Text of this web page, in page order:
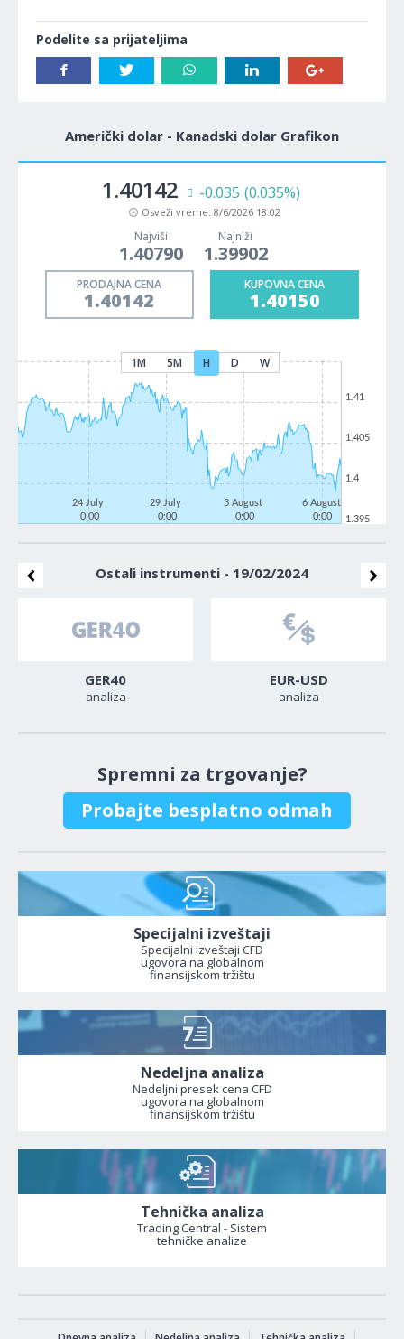
Podelite sa prijateljima
Američki dolar - Kanadski dolar Grafikon
1.40142 -0.035 (0.035%)
Osveži vreme: 8/6/2026 18:02
Najviši
1.40790
Najniži
1.39902
PRODAJNA CENA
1.40142
KUPOVNA CENA
1.40150
1M 5M H D W
24 July
0:00
29 July
0:00
3 August
0:00
6 August
0:00
1.395
1.4
1.405
1.41
Ostali instrumenti - 19/02/2024
GER40
analiza
EUR-USD
analiza
Spremni za trgovanje?
Probajte besplatno odmah
Specijalni izveštaji
Specijalni izveštaji CFD
ugovora na globalnom
finansijskom tržištu
Nedeljna analiza
Nedeljni presek cena CFD
ugovora na globalnom
finansijskom tržištu
Tehnička analiza
Trading Central - Sistem
tehničke analize